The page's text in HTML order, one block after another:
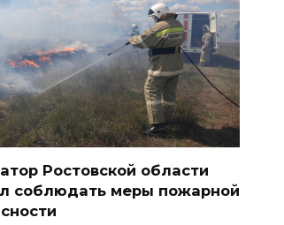
Ростовской области
соблюдать меры пожарной